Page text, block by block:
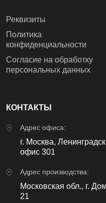
Реквизиты
Политика
конфиденциальности
Согласие на обработку
персональных данных
КОНТАКТЫ
Адрес офиса:
г. Москва,
офис 301
Адрес производства:
Московская обл., г.
21